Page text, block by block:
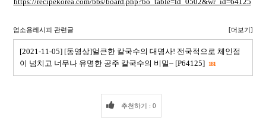
업소용레시피 관련글 [더보기]
[2021-11-05] [동영상]얼큰한 칼국수의 대명사! 전국적으로 체인점
이 넘치고 너무나 유명한 공주 칼국수의 비밀~ [P64125]
181
추천하기 : 0